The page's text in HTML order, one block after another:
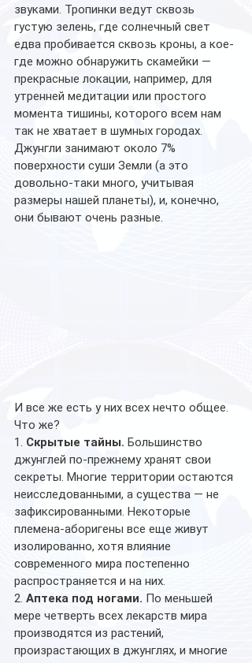
звуками. Тропинки ведут сквозь
густую зелень, где солнечный свет
едва пробивается сквозь кроны, а кое-
где можно обнаружить скамейки —
прекрасные локации, например, для
утренней медитации или простого
момента тишины, которого всем нам
так не хватает в шумных городах.
Джунгли занимают около 7%
поверхности суши Земли (а это
довольно-таки много, учитывая
размеры нашей планеты), и, конечно,
они бывают очень разные.
И все же есть у них всех нечто общее.
Что же?
1. Скрытые тайны. Большинство
джунглей по-прежнему хранят свои
секреты. Многие территории остаются
неисследованными, а существа — не
зафиксированными. Некоторые
племена-аборигены все еще живут
изолированно, хотя влияние
современного мира постепенно
распространяется и на них.
2. Аптека под ногами. По меньшей
мере четверть всех лекарств мира
производятся из растений,
произрастающих в джунглях, и многие